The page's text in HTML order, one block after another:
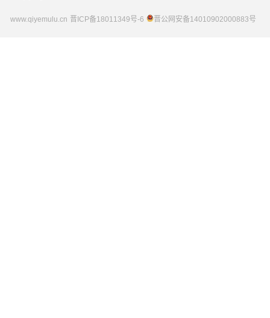
www.qiyemulu.cn 晋ICP备18011349号-6 晋公网安备14010902000883号